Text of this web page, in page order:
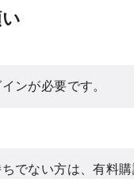
ンが必要です。
でない方は、有料